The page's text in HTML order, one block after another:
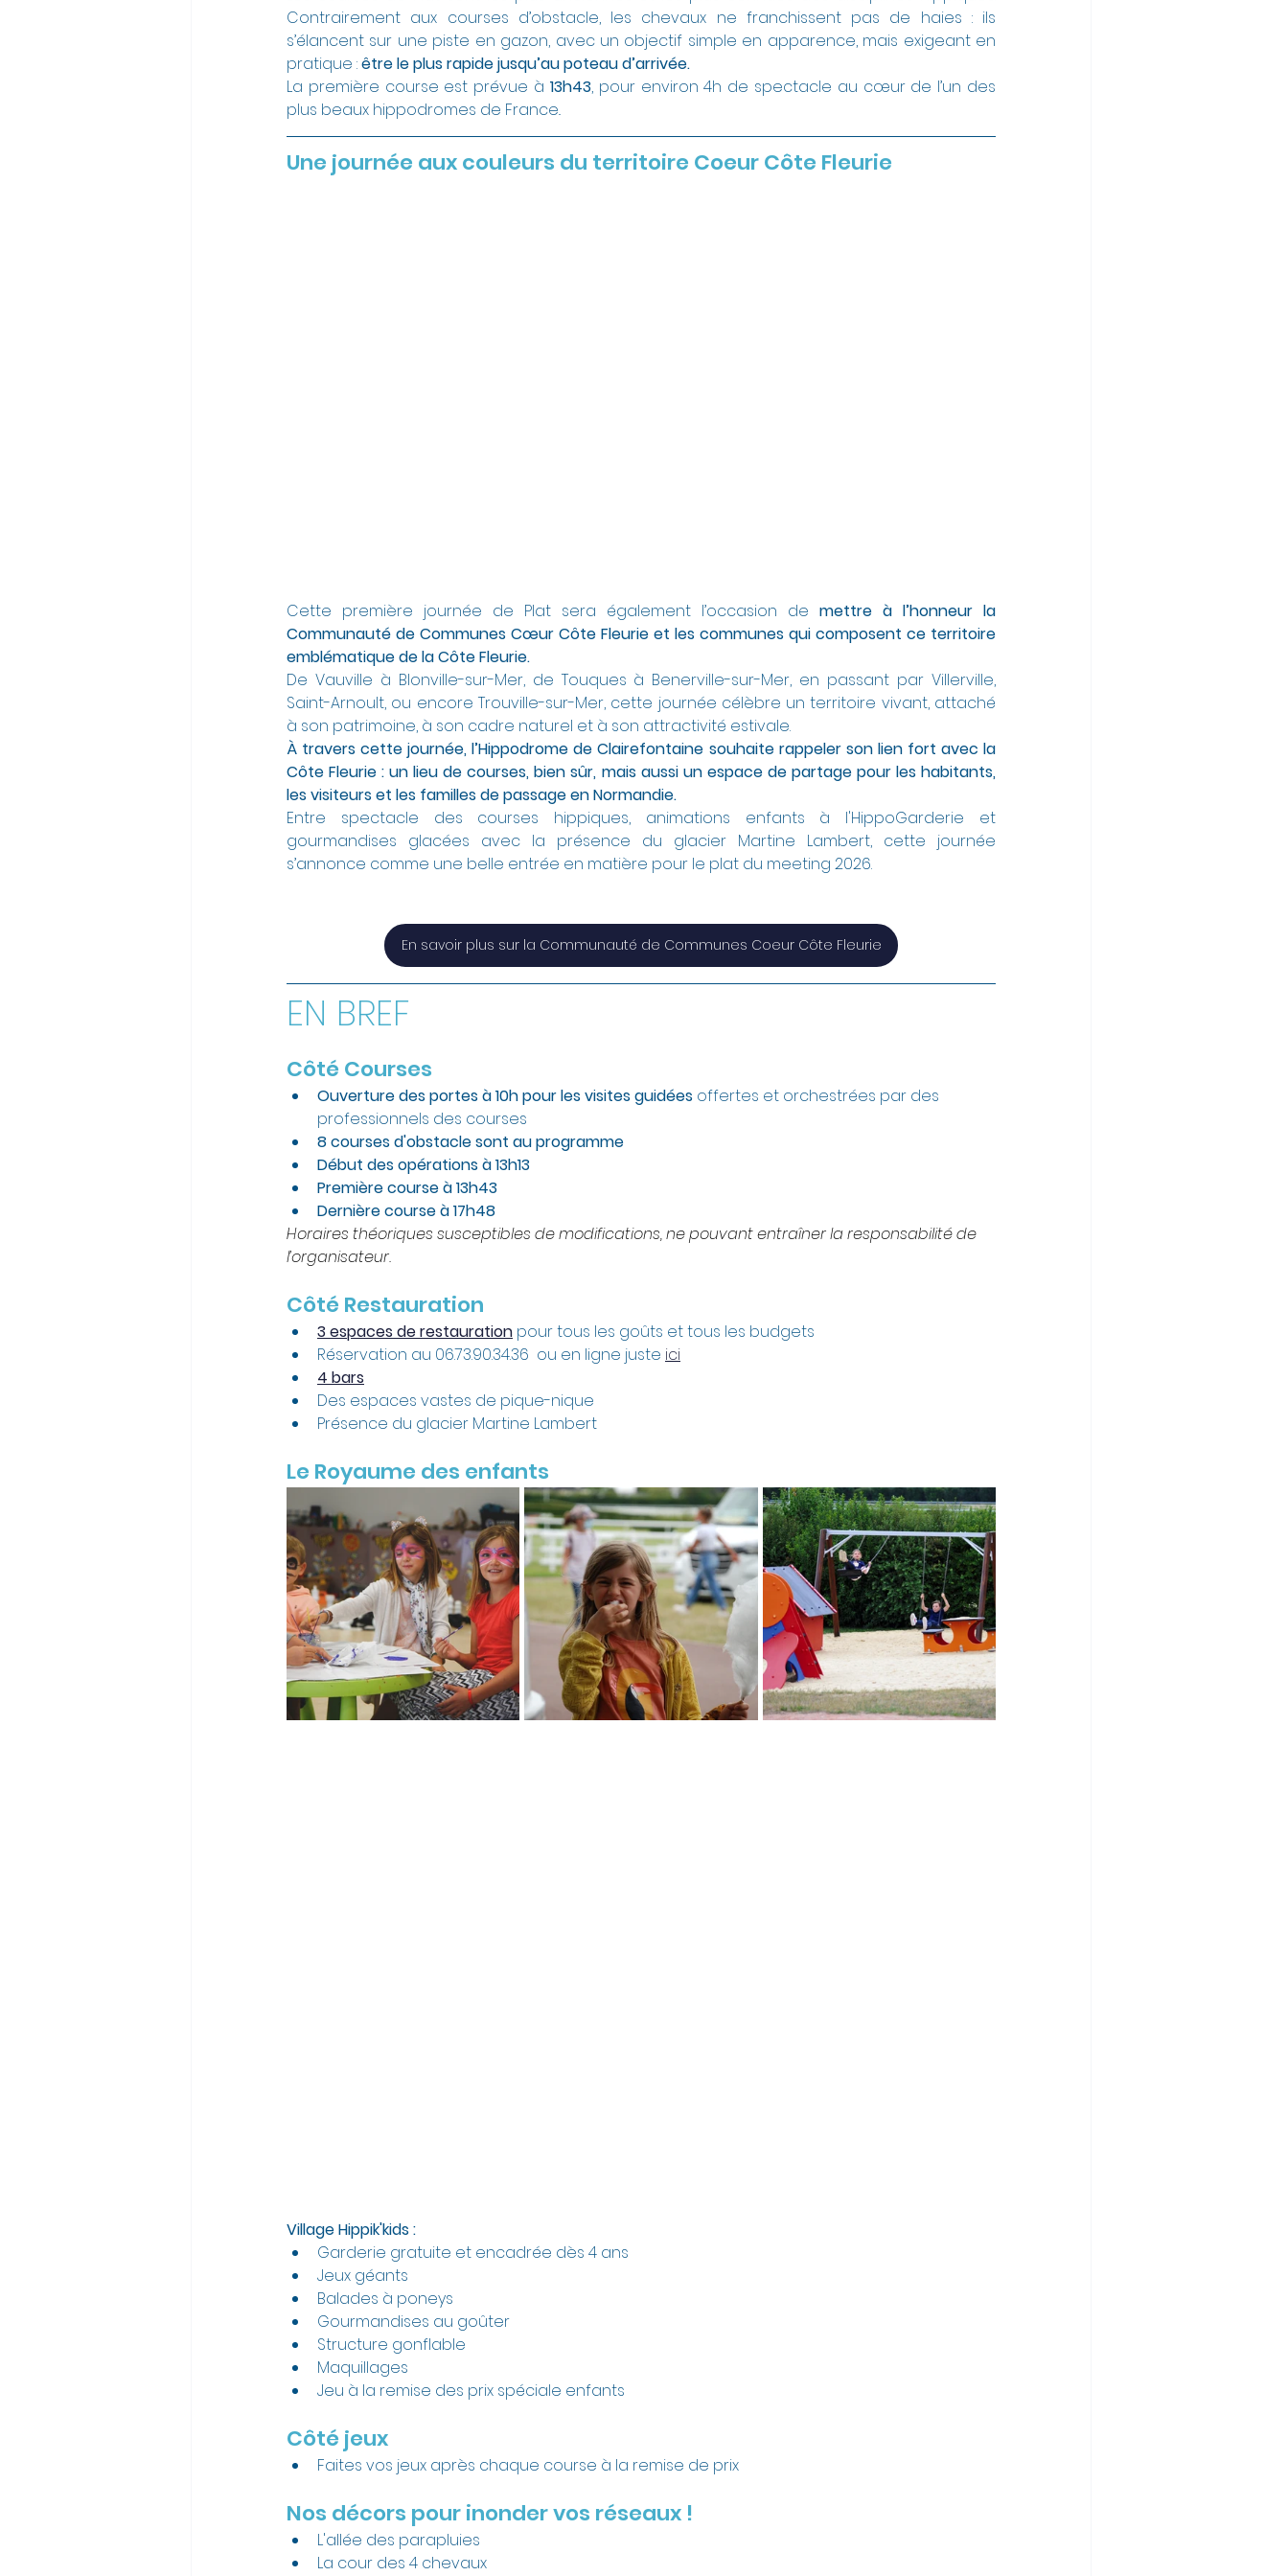
Contrairement aux courses d’obstacle, les chevaux ne franchissent pas de haies : ils
s’élancent sur une piste en gazon, avec un objectif simple en apparence, mais exigeant en
pratique : être le plus rapide jusqu’au poteau d’arrivée.
La première course est prévue à 13h43, pour environ 4h de spectacle au cœur de l’un des
plus beaux hippodromes de France..
Une journée aux couleurs du territoire Coeur Côte Fleurie
Cette première journée de Plat sera également l’occasion de mettre à l’honneur la
Communauté de Communes Cœur Côte Fleurie et les communes qui composent ce territoire
emblématique de la Côte Fleurie.
De Vauville à Blonville-sur-Mer, de Touques à Benerville-sur-Mer, en passant par Villerville,
Saint-Arnoult, ou encore Trouville-sur-Mer, cette journée célèbre un territoire vivant, attaché
à son patrimoine, à son cadre naturel et à son attractivité estivale.
À travers cette journée, l’Hippodrome de Clairefontaine souhaite rappeler son lien fort avec la
Côte Fleurie : un lieu de courses, bien sûr, mais aussi un espace de partage pour les habitants,
les visiteurs et les familles de passage en Normandie.
Entre spectacle des courses hippiques, animations enfants à l'HippoGarderie et
gourmandises glacées avec la présence du glacier Martine Lambert, cette journée
s’annonce comme une belle entrée en matière pour le plat du meeting 2026.
En savoir plus sur la Communauté de Communes Coeur Côte Fleurie
EN BREF
Côté Courses
Ouverture des portes à 10h pour les visites guidées offertes et orchestrées par des
professionnels des courses
8 courses d'obstacle sont au programme
Début des opérations à 13h13
Première course à 13h43
Dernière course à 17h48
Horaires théoriques susceptibles de modifications, ne pouvant entraîner la responsabilité de
l’organisateur.
Côté Restauration
3 espaces de restauration pour tous les goûts et tous les budgets
Réservation au 06.73.90.34.36  ou en ligne juste ici
4 bars
Des espaces vastes de pique-nique
Présence du glacier Martine Lambert
Le Royaume des enfants
Village Hippik'kids :
Garderie gratuite et encadrée dès 4 ans
Jeux géants
Balades à poneys
Gourmandises au goûter
Structure gonflable
Maquillages
Jeu à la remise des prix spéciale enfants
Côté jeux
Faites vos jeux après chaque course à la remise de prix
Nos décors pour inonder vos réseaux !
L'allée des parapluies
La cour des 4 chevaux